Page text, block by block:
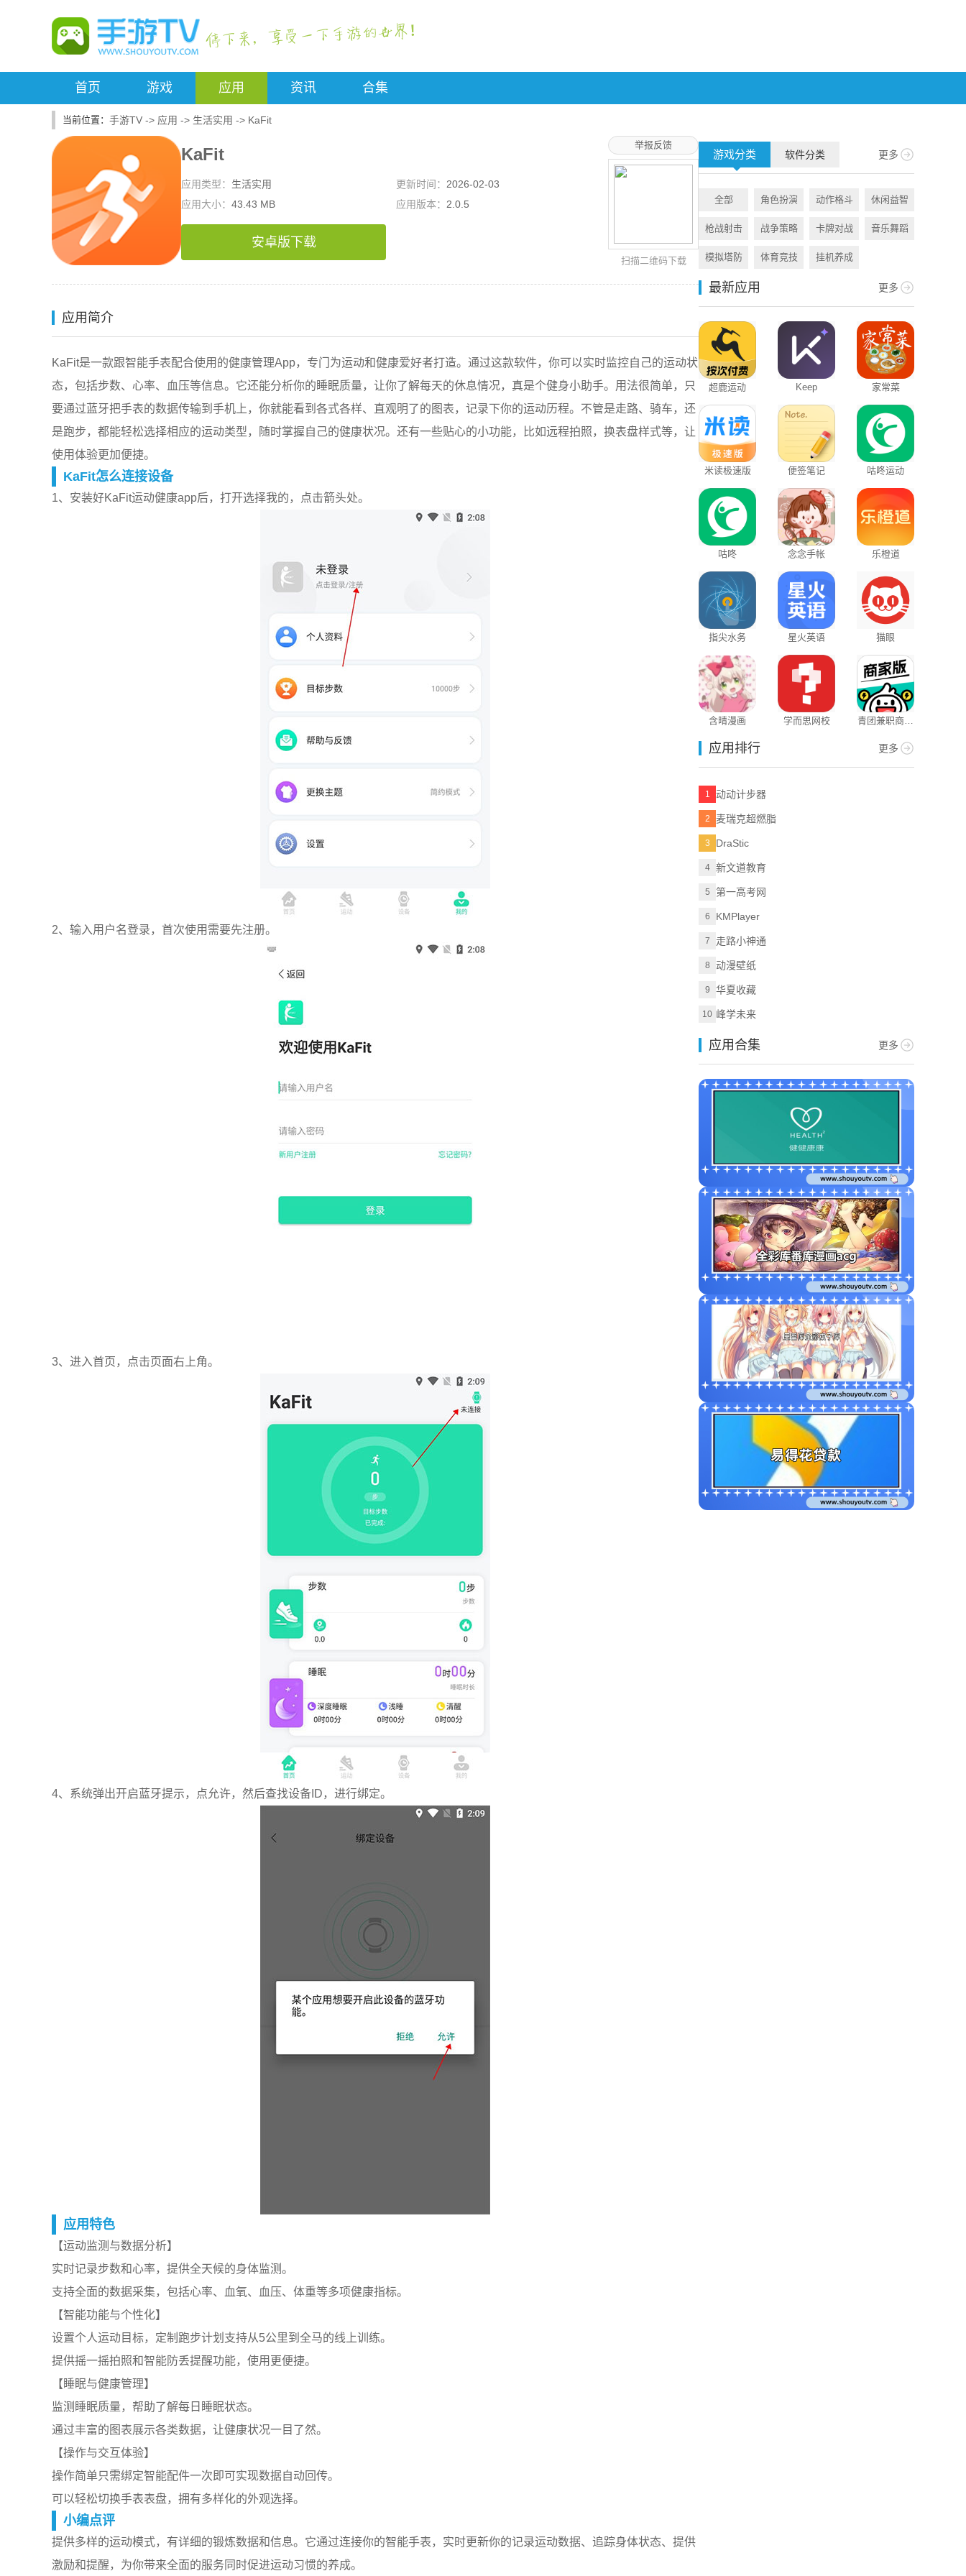
首页 游戏 应用 资讯 合集
手游TV -> 应用 -> 生活实用 -> KaFit
KaFit
应用类型： 生活实用 更新时间： 2026-02-03
应用大小： 43.43 MB 应用版本： 2.0.5
安卓版下载
扫描二维码下载
举报反馈
应用简介
KaFit是一款跟智能手表配合使用的健康管理App，专门为运动和健康爱好者打造。通过这款软件，你可以实时监控自己的运动状
态，包括步数、心率、血压等信息。它还能分析你的睡眠质量，让你了解每天的休息情况，真是个健身小助手。用法很简单，只
要通过蓝牙把手表的数据传输到手机上，你就能看到各式各样、直观明了的图表，记录下你的运动历程。不管是走路、骑车，还
是跑步，都能轻松选择相应的运动类型，随时掌握自己的健康状况。还有一些贴心的小功能，比如远程拍照，换表盘样式等，让
使用体验更加便捷。
KaFit怎么连接设备
1、安装好KaFit运动健康app后，打开选择我的，点击箭头处。
2、输入用户名登录，首次使用需要先注册。
3、进入首页，点击页面右上角。
4、系统弹出开启蓝牙提示，点允许，然后查找设备ID，进行绑定。
应用特色
【运动监测与数据分析】
实时记录步数和心率，提供全天候的身体监测。
支持全面的数据采集，包括心率、血氧、血压、体重等多项健康指标。
【智能功能与个性化】
设置个人运动目标，定制跑步计划支持从5公里到全马的线上训练。
提供摇一摇拍照和智能防丢提醒功能，使用更便捷。
【睡眠与健康管理】
监测睡眠质量，帮助了解每日睡眠状态。
通过丰富的图表展示各类数据，让健康状况一目了然。
【操作与交互体验】
操作简单只需绑定智能配件一次即可实现数据自动回传。
可以轻松切换手表表盘，拥有多样化的外观选择。
小编点评
提供多样的运动模式，有详细的锻炼数据和信息。它通过连接你的智能手表，实时更新你的记录运动数据、追踪身体状态、提供
激励和提醒，为你带来全面的服务同时促进运动习惯的养成。
游戏分类 软件分类 更多
全部 角色扮演 动作格斗 休闲益智
枪战射击 战争策略 卡牌对战 音乐舞蹈
模拟塔防 体育竞技 挂机养成
最新应用 更多
超鹿运动 Keep 家常菜
米读极速版 便签笔记 咕咚运动
咕咚 念念手帐 乐橙道
指尖水务 星火英语 猫眼
含晴漫画 学而思网校
青团兼职商户
应用排行 更多
1 动动计步器
2 麦瑞克超燃脂
3 DraStic
4 新文道教育
5 第一高考网
6 KMPlayer
7 走路小神通
8 动漫壁纸
9 华夏收藏
10 峰学未来
应用合集 更多